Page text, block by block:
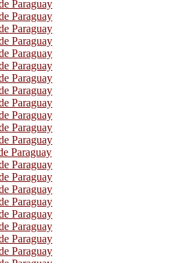
Paraguay
Paraguay
Paraguay
Paraguay
Paraguay
Paraguay
Paraguay
Paraguay
Paraguay
Paraguay
Paraguay
Paraguay
Paraguay
Paraguay
Paraguay
Paraguay
Paraguay
Paraguay
Paraguay
Paraguay
Paraguay